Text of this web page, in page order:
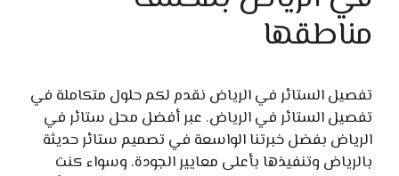
مناطقها
تفصيل الستائر في الرياض نقدم لكم حلول متكاملة في
تفصيل الستائر في الرياض. عبر أفضل محل ستائر في
الرياض بفضل خبرتنا الواسعة في تصميم ستائر حديثة
بالرياض وتنفيذها بأعلى معايير الجودة. وسواء كنت